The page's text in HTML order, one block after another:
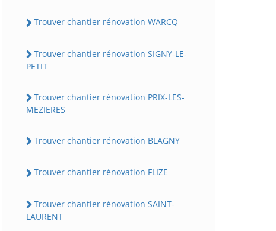
Trouver chantier rénovation WARCQ
Trouver chantier rénovation SIGNY-LE-
PETIT
Trouver chantier rénovation PRIX-LES-
MEZIERES
Trouver chantier rénovation BLAGNY
Trouver chantier rénovation FLIZE
Trouver chantier rénovation SAINT-
LAURENT